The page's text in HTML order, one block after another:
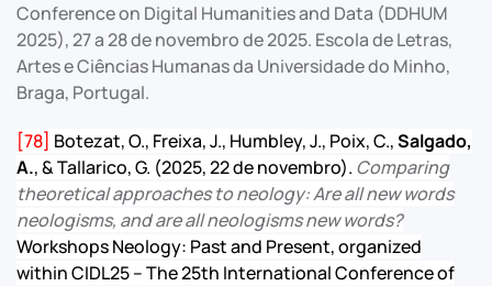
Conference on Digital Humanities and Data (DDHUM
2025), 27 a 28 de novembro de 2025. Escola de Letras,
Artes e Ciências Humanas da Universidade do Minho,
Braga, Portugal.
[78] Botezat, O., Freixa, J., Humbley, J., Poix, C.,Salgado,
A., & Tallarico, G. (2025, 22 de novembro). Comparing
theoretical approaches to neology: Are all new words
neologisms, and are all neologisms new words?
Workshops Neology: Past and Present, organized
within CIDL25 – The 25th International Conference of